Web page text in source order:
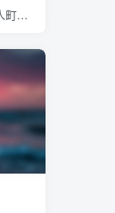
人中之龍8攻略心得：夏威夷、橫濱異人町、神室町 全部14位神秘捏捏NPC地圖位置整理